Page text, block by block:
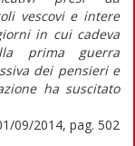
vescovi e intere
in cui cadeva
prima guerra
dei pensieri e
ha suscitato
09/2014, pag. 502